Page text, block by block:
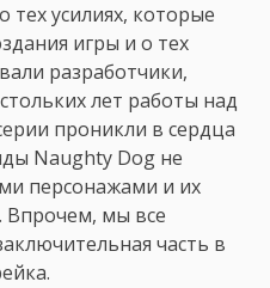
тех усилиях, которые
игры и о тех
разработчики,
лет работы над
проникли в сердца
Naughty Dog не
персонажами и их
Впрочем, мы все
часть в